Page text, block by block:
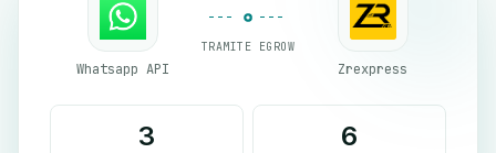
Whatsapp API
TRAMITE EGROW
Zrexpress
3 6